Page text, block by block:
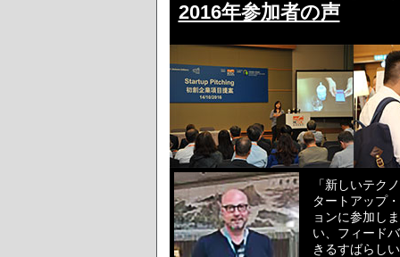
2016年参加者の声
「新しいテク
タートアップ
ョンに参加し
い、フィード
きるすばらし